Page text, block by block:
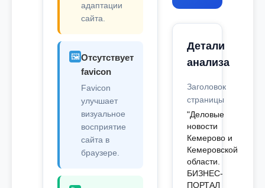
адаптации
сайта.
🖼️Отсутствует
favicon
Favicon
улучшает
визуальное
восприятие
сайта в
браузере.
Детали
анализа
Заголовок
страницы
"Деловые
новости
Кемерово и
Кемеровской
области.
БИЗНЕС-
ПОРТАЛ